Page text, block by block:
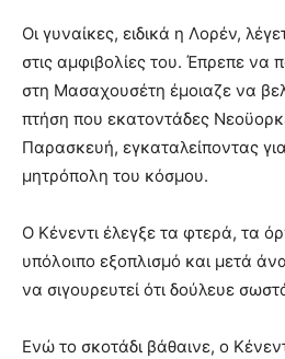
Οι γυναίκες, ειδικά η Λορέν,
στις αμφιβολίες του. Έπρεπε να
στη Μασαχουσέτη έμοιαζε να
πτήση που εκατοντάδες
Παρασκευή, εγκαταλείποντας
μητρόπολη του κόσμου.
Ο Κένεντι έλεγξε τα φτερά, τα
υπόλοιπο εξοπλισμό και μετά
να σιγουρευτεί ότι δούλευε
Ενώ το σκοτάδι βάθαινε, ο